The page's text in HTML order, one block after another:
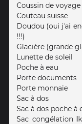
Coussin de voyage
Couteau suisse
Doudou (oui j'ai
!!!)
Glacière (grande
Lunette de soleil
Poche à eau
Porte documents
Porte monnaie
Sac à dos
Sac à dos poche à
Sac congélation